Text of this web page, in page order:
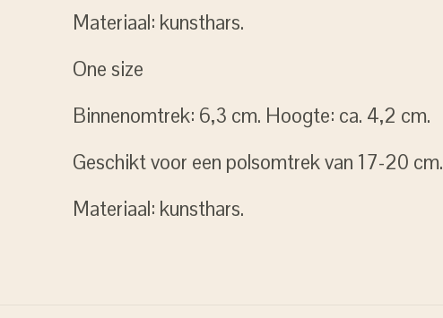
Materiaal: kunsthars.
One size
Binnenomtrek: 6,3 cm. Hoogte: ca. 4,2 cm.
Geschikt voor een polsomtrek van 17-20 cm.
Materiaal: kunsthars.